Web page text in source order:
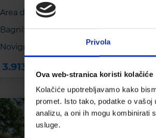
Privola
Ova web-stranica koristi kolačiće
Kolačiće upotrebljavamo kako
promet. Isto tako, podatke o
analizu, a oni ih mogu kombinirati
usluge.
Area della casa: 202m
Bagni: 3
Novigrad, Croatia
3.913 EUR